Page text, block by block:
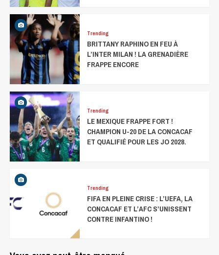
Trending
BRITTANY RAPHINO EN FEU À
L’INTER MILAN ! LA GRENADIÈRE
FRAPPE ENCORE
Trending
LE MEXIQUE FRAPPE FORT !
CHAMPION U-20 DE LA CONCACAF
ET QUALIFIÉ POUR LES JO 2028.
Trending
FIFA EN PLEINE CRISE : L’UEFA, LA
CONCACAF ET L’AFC S’UNISSENT
CONTRE INFANTINO !